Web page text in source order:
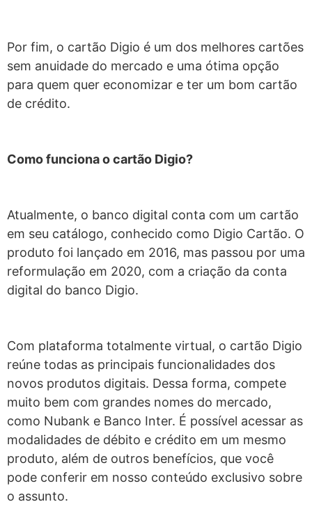
Por fim, o cartão Digio é um dos melhores cartões
sem anuidade do mercado e uma ótima opção
para quem quer economizar e ter um bom cartão
de crédito.
Como funciona o cartão Digio?
Atualmente, o banco digital conta com um cartão
em seu catálogo, conhecido como Digio Cartão. O
produto foi lançado em 2016, mas passou por uma
reformulação em 2020, com a criação da conta
digital do banco Digio.
Com plataforma totalmente virtual, o cartão Digio
reúne todas as principais funcionalidades dos
novos produtos digitais. Dessa forma, compete
muito bem com grandes nomes do mercado,
como Nubank e Banco Inter. É possível acessar as
modalidades de débito e crédito em um mesmo
produto, além de outros benefícios, que você
pode conferir em nosso conteúdo exclusivo sobre
o assunto.